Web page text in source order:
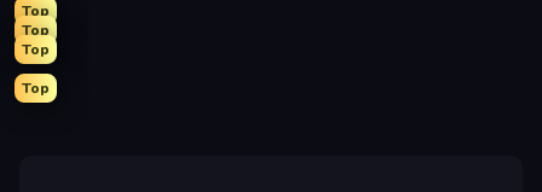
Top
Top
Top
Top